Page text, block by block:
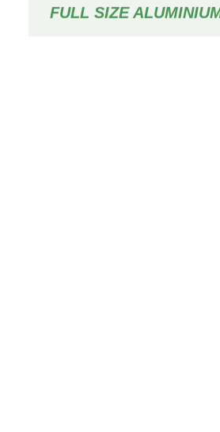
FULL SIZE